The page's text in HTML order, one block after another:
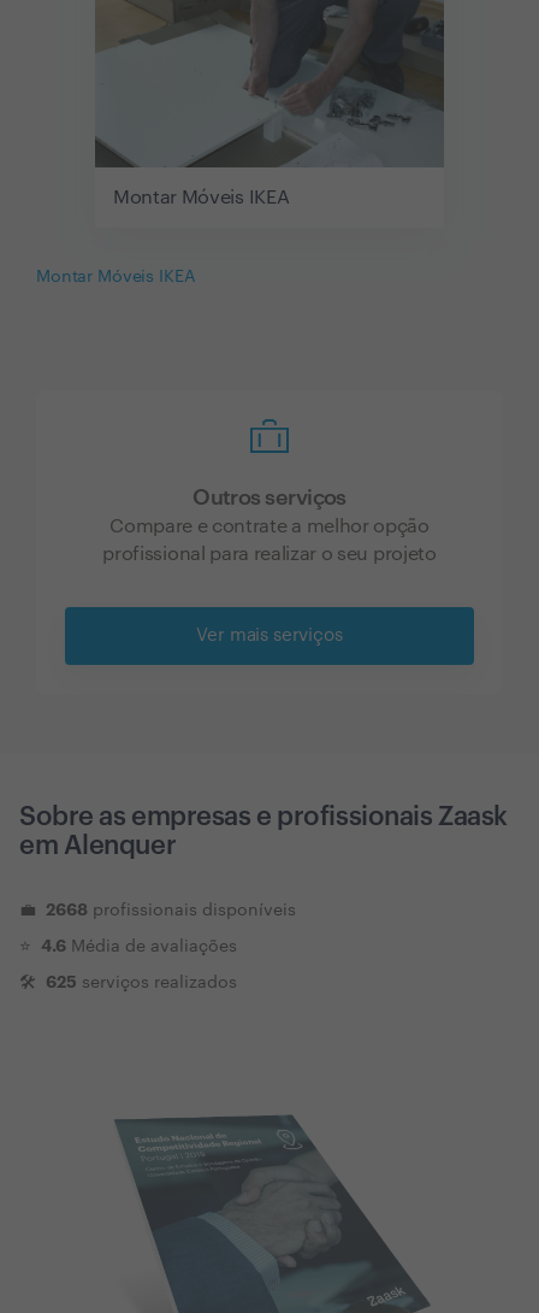
Montar Móveis IKEA
Montar Móveis IKEA
Outros serviços
Compare e contrate a melhor opção
profissional para realizar o seu projeto
Ver mais serviços
Sobre as empresas e profissionais Zaask
em Alenquer
💼 2668 profissionais disponíveis
⭐️ 4.6 Média de avaliações
🛠 625 serviços realizados